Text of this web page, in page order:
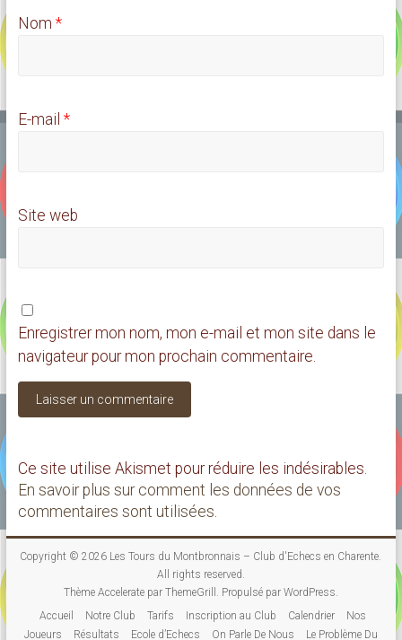
Nom *
E-mail *
Site web
Enregistrer mon nom, mon e-mail et mon site dans le
navigateur pour mon prochain commentaire.
Ce site utilise Akismet pour réduire les indésirables.
En savoir plus sur comment les données de vos
commentaires sont utilisées
Copyright © 2026 Les Tours du Montbronnais – Club d'Echecs en Charente
All rights reserved.
Thème Acceleratepar ThemeGrill. Propulsé par WordPress
Accueil
Notre Club Tarifs Inscription au Club Calendrier
Nos
Joueurs
Résultats Ecole d’Echecs On Parle De Nous Le Problème Du